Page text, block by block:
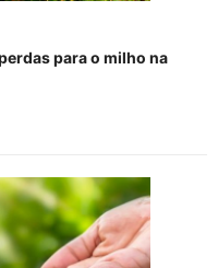
para o milho na